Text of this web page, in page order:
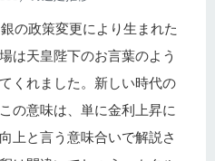
の政策変更により生まれた
は天皇陛下のお言葉のよう
くれました。新しい時代の
の意味は、単に金利上昇に
上と言う意味合いで解説さ